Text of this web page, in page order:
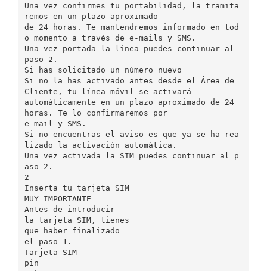
Una vez confirmes tu portabilidad, la tramita
remos en un plazo aproximado
de 24 horas. Te mantendremos informado en tod
o momento a través de e-mails y SMS.
Una vez portada la línea puedes continuar al
paso 2.
Si has solicitado un número nuevo
Si no la has activado antes desde el Área de
Cliente, tu línea móvil se activará
automáticamente en un plazo aproximado de 24
horas. Te lo confirmaremos por
e-mail y SMS.
Si no encuentras el aviso es que ya se ha rea
lizado la activación automática.
Una vez activada la SIM puedes continuar al p
aso 2.
2
Inserta tu tarjeta SIM
MUY IMPORTANTE
Antes de introducir
la tarjeta SIM, tienes
que haber finalizado
el paso 1.
Tarjeta SIM
pin